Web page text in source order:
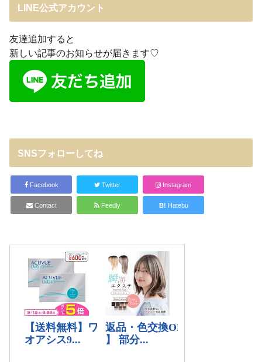
LINE公式アカウント
友達追加すると
新しい記事のお知らせが届きます♡
SNSフォローしてね
Facebook Twitter Instagram
Contact Feedly B! Hatebu